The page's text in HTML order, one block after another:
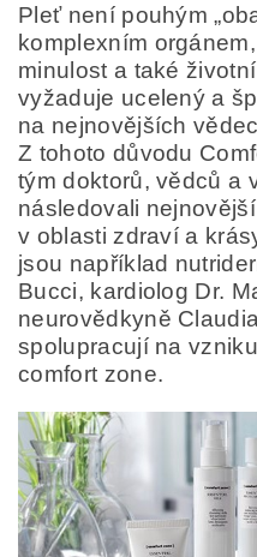
Pleť není pouhým
komplexním
minulost a také
vyžaduje ucelený a
na nejnovějších
Z tohoto důvodu
tým doktorů, vědců a
následovali
v oblasti zdraví a
jsou například
Bucci, kardiolog Dr.
neurovědkyně
spolupracují na
comfort zone.